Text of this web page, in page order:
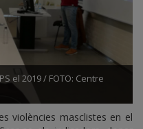
el 2019 / FOTO: Centre
violències masclistes en el